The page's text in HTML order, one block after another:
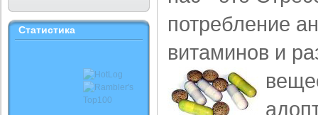
Статистика
потребление
витаминов и